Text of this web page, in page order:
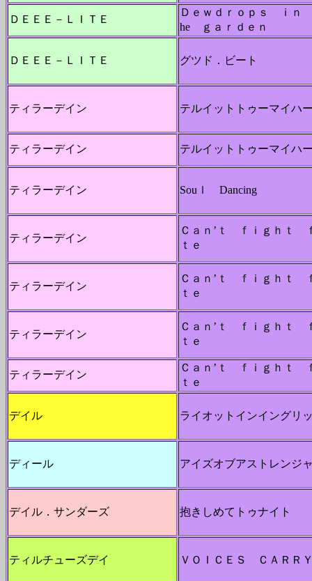
ＤＥＥＥ－ＬＩＴＥ
Ｄｅｗｄｒｏｐｓ ｉｎ
he ｇａｒｄｅｎ
ＤＥＥＥ－ＬＩＴＥ グツド．ビート
ティラーデイン テルイットトゥーマイハ
ティラーデイン テルイットトゥーマイハ
ティラーデイン Souｌ Dancing
ティラーデイン
Ｃａｎ’ｔ ｆｉｇｈｔ
ｔｅ
ティラーデイン
Ｃａｎ’ｔ ｆｉｇｈｔ
ｔｅ
ティラーデイン
Ｃａｎ’ｔ ｆｉｇｈｔ
ｔｅ
ティラーデイン
Ｃａｎ’ｔ ｆｉｇｈｔ
ｔｅ
デイル ライオットインイングリ
ディール アイズオブアストレンジ
デイル．サンダーズ 抱きしめてトゥナイト
ティルチューズデイ ＶＯＩＣＥＳ ＣＡＲＲ